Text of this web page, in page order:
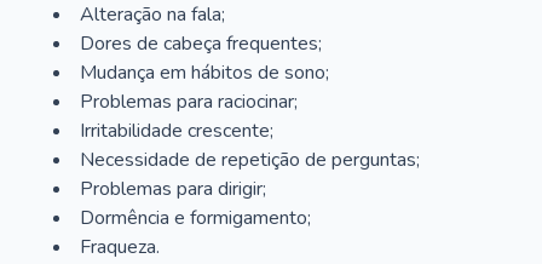
Alteração na fala;
Dores de cabeça frequentes;
Mudança em hábitos de sono;
Problemas para raciocinar;
Irritabilidade crescente;
Necessidade de repetição de perguntas;
Problemas para dirigir;
Dormência e formigamento;
Fraqueza.